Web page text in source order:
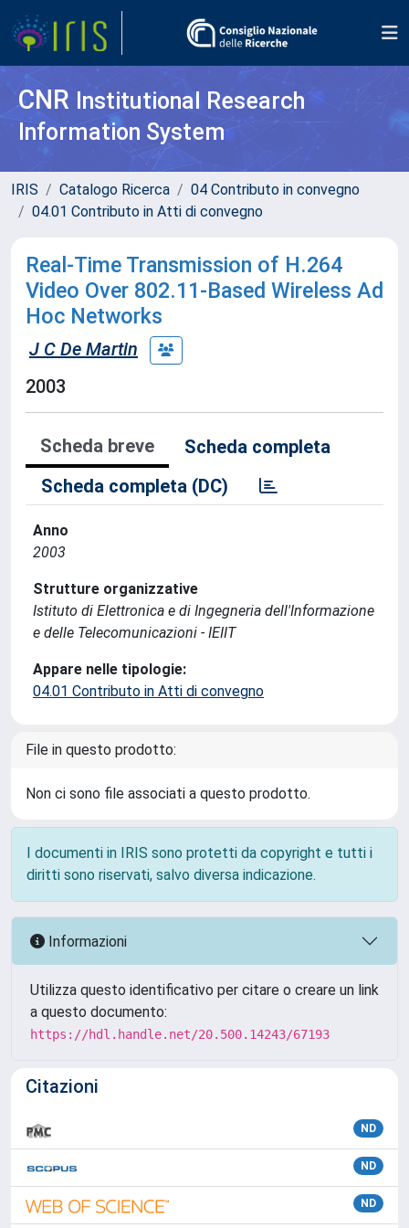
CNR Institutional Research
Information System
IRIS Catalogo Ricerca
04 Contributo in convegno
04.01 Contributo in Atti di convegno
Real-Time Transmission of H.264
Video Over 802.11-Based Wireless Ad
Hoc Networks
J C De Martin
2003
Scheda breve
Scheda completa
Scheda completa (DC)
Anno
2003
Strutture organizzative
Istituto di Elettronica e di Ingegneria dell'Informazione
e delle Telecomunicazioni - IEIIT
Appare nelle tipologie:
04.01 Contributo in Atti di convegno
File in questo prodotto:
Non ci sono file associati a questo prodotto.
I documenti in IRIS sono protetti da copyright e tutti i
diritti sono riservati, salvo diversa indicazione.
Informazioni
Utilizza questo identificativo per citare o creare un link
a questo documento:
https://hdl.handle.net/20.500.14243/67193
Citazioni
ND
ND
ND